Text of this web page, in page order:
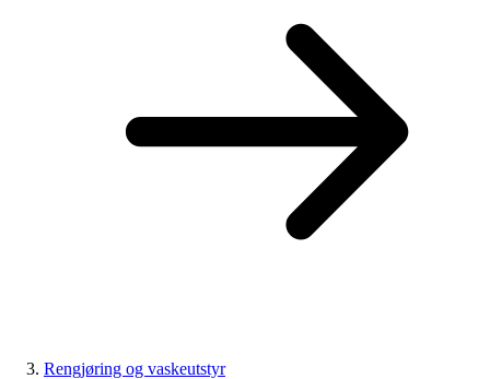
Rengjøring og vaskeutstyr